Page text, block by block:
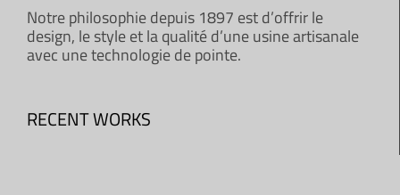
Notre philosophie depuis 1897 est d’offrir le
design, le style et la qualité d’une usine artisanale
avec une technologie de pointe.
RECENT WORKS